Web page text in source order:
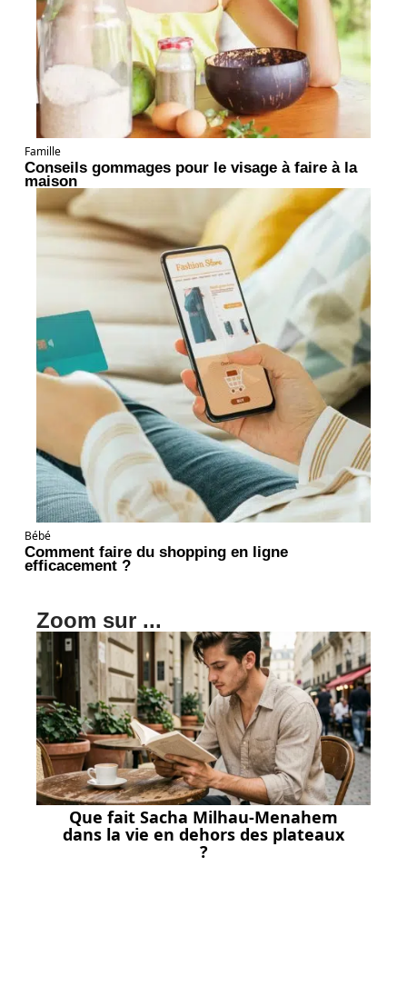
Famille
Conseils gommages pour le visage à faire à la
maison
Bébé
Comment faire du shopping en ligne
efficacement ?
Zoom sur ...
Que fait Sacha Milhau-Menahem
dans la vie en dehors des plateaux
?